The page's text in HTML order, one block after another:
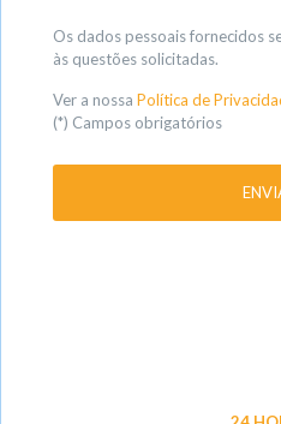
Os dados pessoais fornecidos
às questões solicitadas.
Ver a nossa Política de
(*) Campos obrigatórios